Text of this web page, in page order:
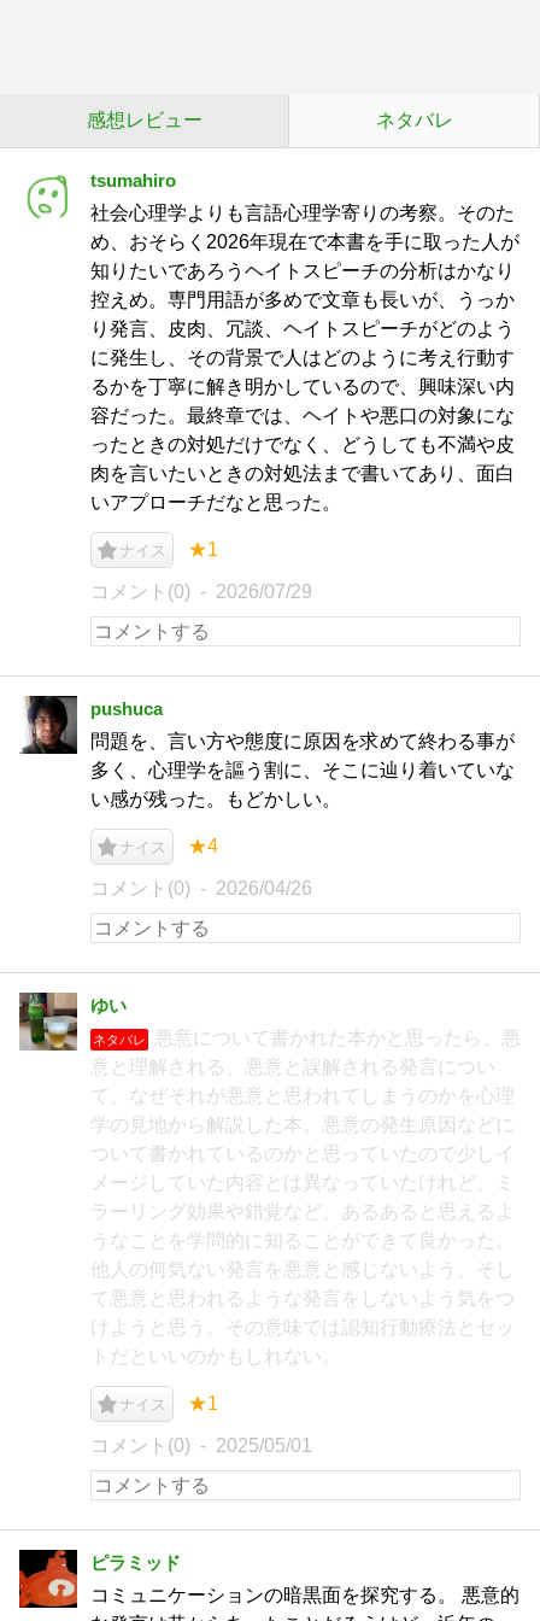
感想レビュー ネタバレ
tsumahiro
社会心理学よりも言語心理学寄りの考察。そのた
め、おそらく2026年現在で本書を手に取った人が
知りたいであろうヘイトスピーチの分析はかなり
控えめ。専門用語が多めで文章も長いが、うっか
り発言、皮肉、冗談、ヘイトスピーチがどのよう
に発生し、その背景で人はどのように考え行動す
るかを丁寧に解き明かしているので、興味深い内
容だった。最終章では、ヘイトや悪口の対象にな
ったときの対処だけでなく、どうしても不満や皮
肉を言いたいときの対処法まで書いてあり、面白
いアプローチだなと思った。
ナイス ★1
コメント(0) 2026/07/29
pushuca
問題を、言い方や態度に原因を求めて終わる事が
多く、心理学を謳う割に、そこに辿り着いていな
い感が残った。もどかしい。
ナイス ★4
コメント(0) 2026/04/26
ゆい
ネタバレ
悪意について書かれた本かと思ったら、悪
意と理解される、悪意と誤解される発言につい
て、なぜそれが悪意と思われてしまうのかを心理
学の見地から解説した本。悪意の発生原因などに
ついて書かれているのかと思っていたので少しイ
メージしていた内容とは異なっていたけれど、ミ
ラーリング効果や錯覚など、あるあると思えるよ
うなことを学問的に知ることができて良かった。
他人の何気ない発言を悪意と感じないよう、そし
て悪意と思われるような発言をしないよう気をつ
けようと思う。その意味では認知行動療法とセッ
トだといいのかもしれない。
ナイス ★1
コメント(0) 2025/05/01
ピラミッド
コミュニケーションの暗黒面を探究する。 悪意的